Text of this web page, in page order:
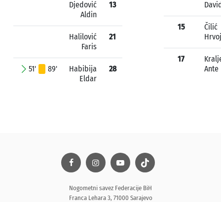
Djedović
Aldin
13
Halilović
Faris
21
51' 89'
Habibija
Eldar
28
15
Čilić
17
Ante
Nogometni savez Federacije BiH
Franca Lehara 3, 71000 Sarajevo